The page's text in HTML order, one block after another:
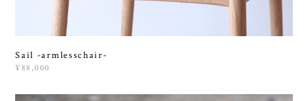
Sail -armlesschair-
¥88,000